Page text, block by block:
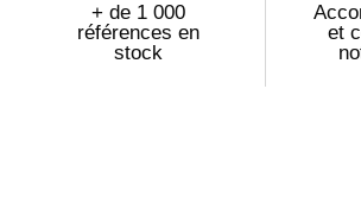
+ de 1 000
références en
stock
et